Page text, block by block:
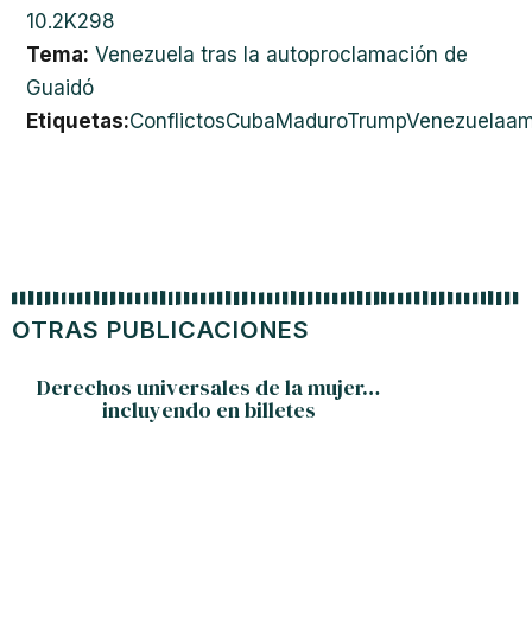
10.2K298
Tema: Venezuela tras la autoproclamación de
Guaidó
Etiquetas:ConflictosCubaMaduroTrumpVenezuela
OTRAS PUBLICACIONES
Derechos universales de la mujer…
incluyendo en billetes